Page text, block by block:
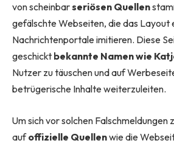
von scheinbarseriösen Quellen
gefälschte Webseiten, die das Layout
Nachrichtenportale imitieren. Diese
geschickt bekannte Namen wie
Nutzer zu täuschen und auf
betrügerische Inhalte weiterzuleiten.
Um sich vor solchen Falschmeldungen
aufoffizielle Quellenwie die